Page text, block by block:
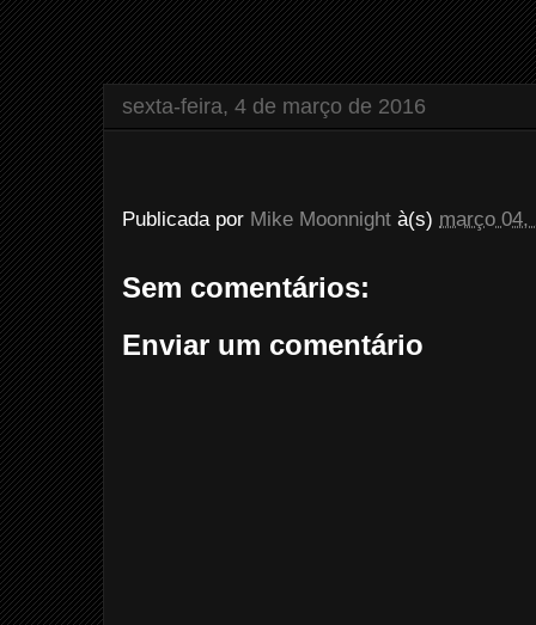
sexta-feira, 4 de março de 2016
Publicada por Mike Moonnight à(s) março 04,
Sem comentários:
Enviar um comentário